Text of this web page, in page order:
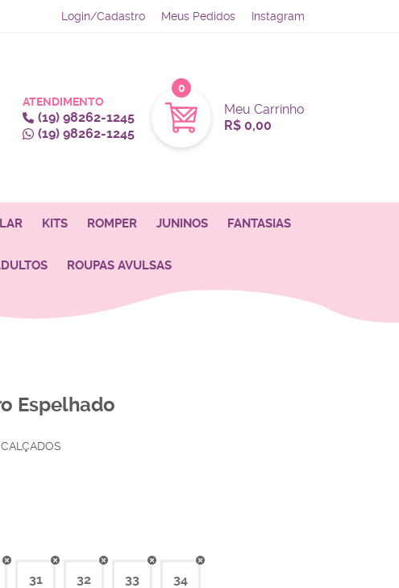
Login/Cadastro Meus Pedidos Instagram
ATENDIMENTO
(19)98262-1245
(19)98262-1245
Meu Carrinho
0
R$ 0,00
KITS ROMPER JUNINOS FANTASIAS
ROUPAS AVULSAS
Espelhado
CALÇADOS
31 32 33 34